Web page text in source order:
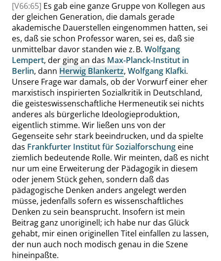
[V66:65] Es gab eine ganze Gruppe von Kollegen aus
der gleichen Generation, die damals gerade
akademische Dauerstellen eingenommen hatten, sei
es, daß sie schon Professor waren, sei es, daß sie
unmittelbar davor standen wiez. B. Wolfgang
Lempert, der gingan das Max-Planck-Institut in
Berlin, dann Herwig Blankertz, Wolfgang Klafki.
Unsere Frage war damals, ob der Vorwurf einer eher
marxistisch inspirierten Sozialkritik in Deutschland,
die geisteswissenschaftliche Hermeneutik sei nichts
anderes als bürgerliche Ideologieproduktion,
eigentlich stimme. Wir ließen uns von der
Gegenseite sehr stark beeindrucken, und da spielte
das Frankfurter Institut für Sozialforschung eine
ziemlich bedeutende Rolle. Wir meinten, daß es nicht
nur um eine Erweiterung der Pädagogik in diesem
oder jenem Stück gehen, sondern daß das
pädagogische Denken anders angelegt werden
müsse, jedenfalls sofern es wissenschaftliches
Denken zu sein beansprucht. Insofern ist mein
Beitrag ganz unoriginell; ich habe nur das Glück
gehabt, mir einen originellen Titel einfallen zu lassen,
der nun auch noch modisch genau in die Szene
hineinpaßte.